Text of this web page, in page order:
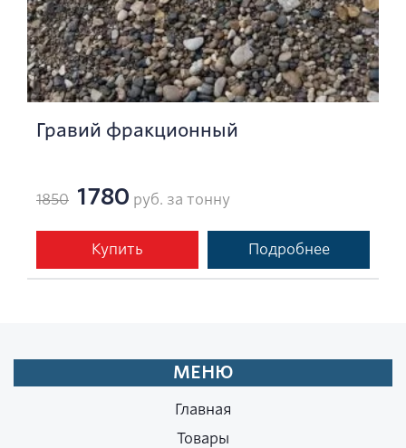
Гравий фракционный
1850 1780 руб. за тонну
Купить Подробнее
МЕНЮ
Главная
Товары